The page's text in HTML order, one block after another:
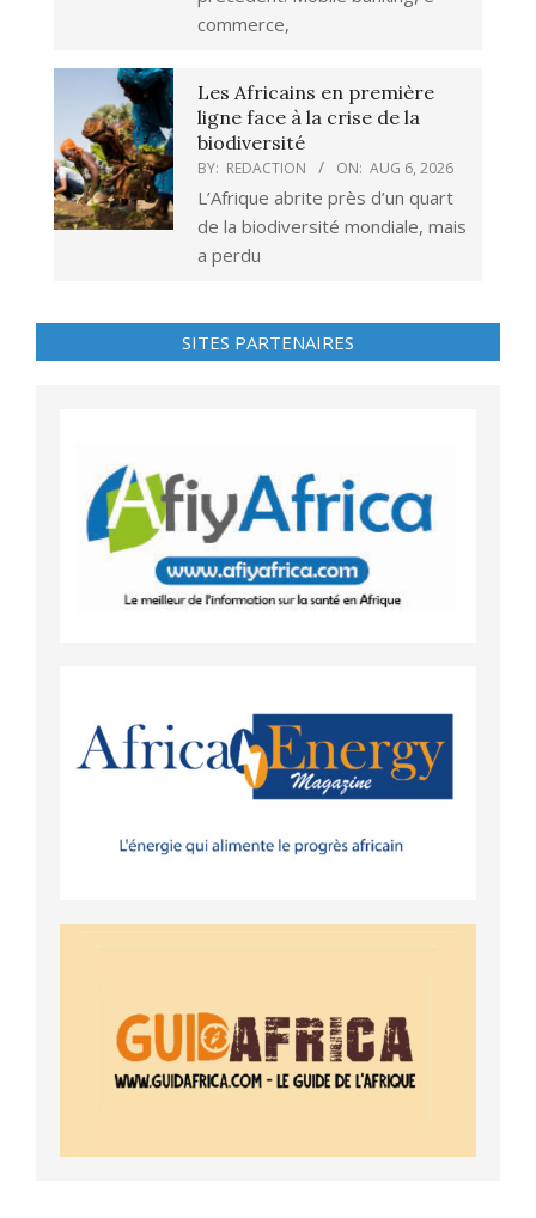
commerce,
Les Africains en première
ligne face à la crise de la
biodiversité
BY: REDACTION ON: AUG 6, 2026
L’Afrique abrite près d’un quart
de la biodiversité mondiale, mais
a perdu
SITES PARTENAIRES